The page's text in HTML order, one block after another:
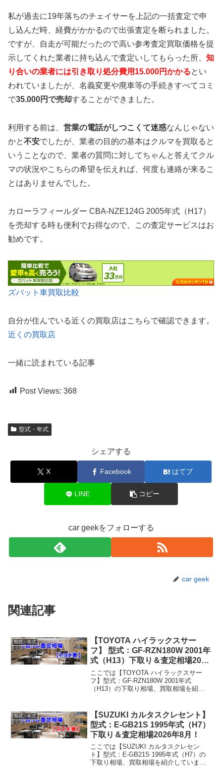
私が過去に19年落ちのチェイサーを上記の一括査定で申
し込んだ時、経費がかかるので出張査定を断られました。
ですが、自走が可能だったので高い参考査定買取価格を提
示してくれた業者に持ち込んで査定いしてもらった所、 知
り合いの業者には引き取り処分費用15.000円かかるとい
われていましたが、名義変更や廃車等の手続きすべてコミ
で35.000円で売却することができました。
利用する前は、 営業の電話がしつこくて迷惑なんじゃない
かと不安でしたが、業者の目的の基本はクルマを買取ると
いうことなので、業者の質問に対してちゃんと答えてクル
マの状況やこちらの希望を伝えれば、何度も連絡が来るこ
とはありませんでした。
カローラフィールダー CBA-NZE124G 2005年式（H17）
を売却する時も便利でお得なので、この査定サービスはお
勧めです。
ズバット車買取比較
自分が住んでいる近くの買取店はこちらで確認できます。
近くの買取店
一緒に読まれている記事
Post Views: 368
型式・年式
シェアする
X Facebook はてブ
LINE コピー
car geekをフォローする
car geek
関連記事
型式・年式
【TOYOTA ハイラックスサー
フ】 型式：GF-RZN180W 2001年
式（H13）下取り＆査定相場2026
年8月！
ここでは【TOYOTA ハイラックスサー
フ】型式：GF-RZN180W 2001年式
（H13）の下取り相場、買取相場を紹介
場・買取相場下取り相場：マイナス1...
型式・年式
【SUZUKI カルタスクレセント】
型式：E-GB21S 1995年式（H7）
下取り＆査定相場2026年8月！
ここでは【SUZUKI カルタスクレセン
ト】型式：E-GB21S 1995年式（H7）の
下取り相場、買取相場を紹介していま